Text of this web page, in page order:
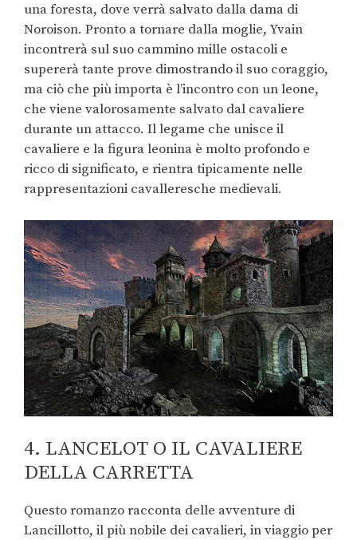
una foresta, dove verrà salvato dalla dama di
Noroison. Pronto a tornare dalla moglie, Yvain
incontrerà sul suo cammino mille ostacoli e
supererà tante prove dimostrando il suo coraggio,
ma ciò che più importa è l’incontro con un leone,
che viene valorosamente salvato dal cavaliere
durante un attacco. Il legame che unisce il
cavaliere e la figura leonina è molto profondo e
ricco di significato, e rientra tipicamente nelle
rappresentazioni cavalleresche medievali.
4. LANCELOT O IL CAVALIERE
DELLA CARRETTA
Questo romanzo racconta delle avventure di
Lancillotto, il più nobile dei cavalieri, in viaggio per